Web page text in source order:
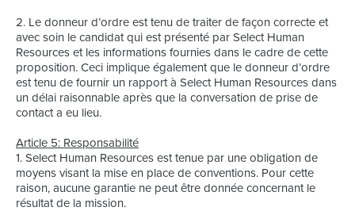
2. Le donneur d’ordre est tenu de traiter de façon correcte et
avec soin le candidat qui est présenté par Select Human
Resources et les informations fournies dans le cadre de cette
proposition. Ceci implique également que le donneur d’ordre
est tenu de fournir un rapport à Select Human Resources dans
un délai raisonnable après que la conversation de prise de
contact a eu lieu.
Article 5: Responsabilité
1. Select Human Resources est tenue par une obligation de
moyens visant la mise en place de conventions. Pour cette
raison, aucune garantie ne peut être donnée concernant le
résultat de la mission.